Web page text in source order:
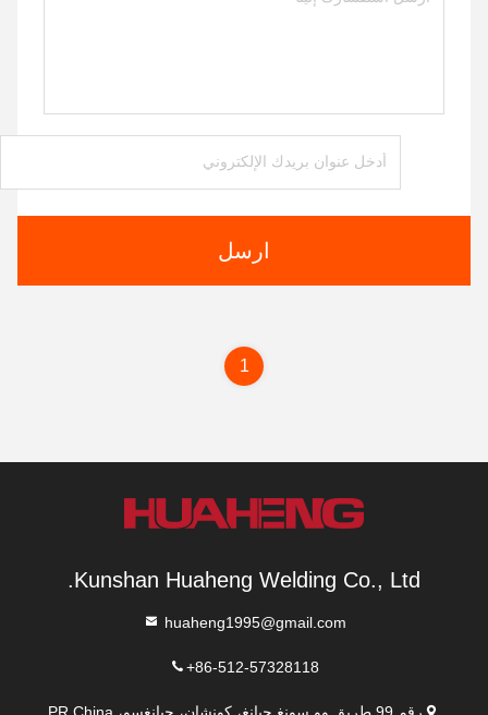
ارسل
1
Kunshan Huaheng Welding Co., Ltd.
huaheng1995@gmail.com
+86-512-57328118